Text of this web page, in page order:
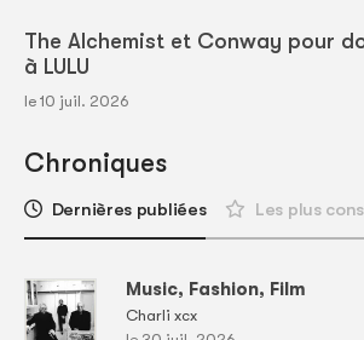
The Alchemist et Conway pour
à LULU
le 10 juil. 2026
Chroniques
Dernières publiées Les plus
Music, Fashion, Film
Charli xcx